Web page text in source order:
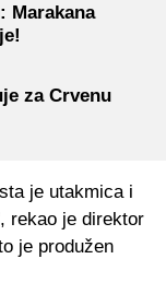
Marakana
za Crvenu
je utakmica i
rekao je direktor
je produžen